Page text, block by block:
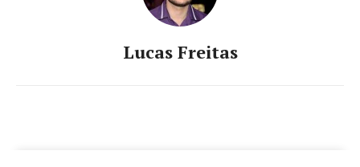
Lucas Freitas